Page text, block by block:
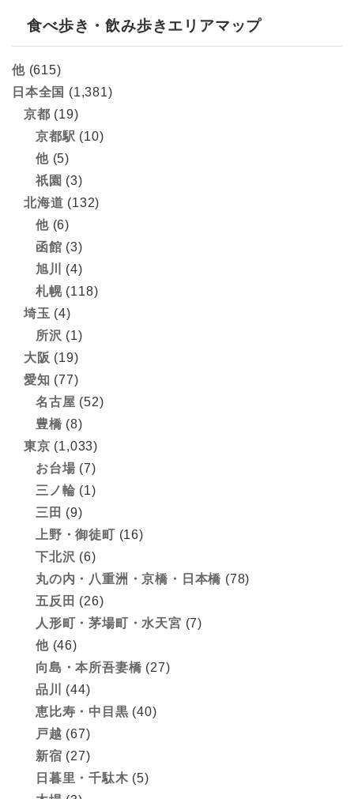
食べ歩き・飲み歩きエリアマップ
他(615)
日本全国 (1,381)
京都 (19)
京都駅 (10)
他(5)
祇園 (3)
北海道 (132)
他(6)
函館 (3)
旭川
(4)
札幌(118)
埼玉 (4)
所沢 (1)
大阪 (19)
愛知 (77)
名古屋 (52)
豊橋 (8)
東京 (1,033)
お台場 (7)
三ノ輪 (1)
三田 (9)
上野・御徒町 (16)
下北沢 (6)
丸の内・八重洲・京橋・日本橋 (78)
五反田 (26)
人形町・茅場町・水天宮 (7)
他(46)
向島・本所吾妻橋 (27)
品川
(44)
恵比寿・中目黒 (40)
戸越 (67)
新宿 (27)
日暮里・千駄木 (5)